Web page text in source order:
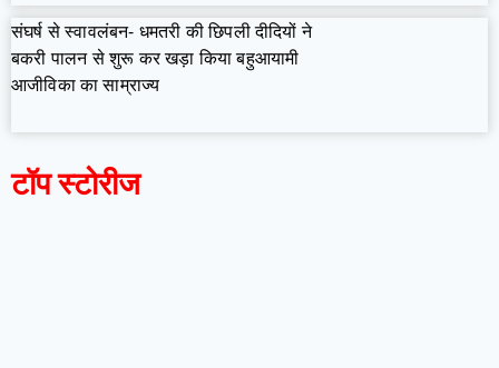
संघर्ष से स्वावलंबन- धमतरी की छिपली दीदियों ने
बकरी पालन से शुरू कर खड़ा किया बहुआयामी
आजीविका का साम्राज्य
टॉप स्टोरीज